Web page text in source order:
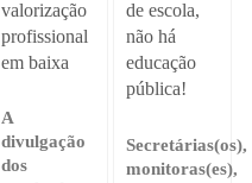
valorização
profissional
em baixa
A
divulgação
dos
de escola,
não há
educação
pública!
Secretárias(os),
monitoras(es),